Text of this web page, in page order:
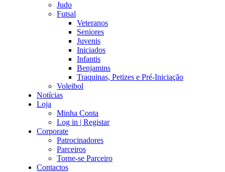
Judo
Futsal
Veteranos
Seniores
Juvenis
Iniciados
Infantis
Benjamins
Traquinas, Petizes e Pré-Iniciação
Voleibol
Notícias
Loja
Minha Conta
Log in | Registar
Corporate
Patrocinadores
Parceiros
Torne-se Parceiro
Contactos